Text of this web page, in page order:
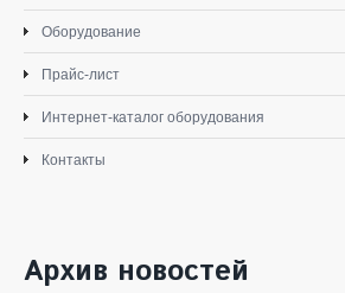
Оборудование
Прайс-лист
Интернет-каталог оборудования
Контакты
Архив новостей